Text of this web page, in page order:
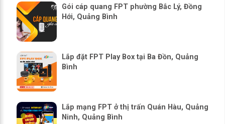
Gói cáp quang FPT phường Bắc Lý, Đồng
Hới, Quảng Bình
Lắp đặt FPT Play Box tại Ba Đồn, Quảng
Bình
Lắp mạng FPT ở thị trấn Quán Hàu, Quảng
Ninh, Quảng Bình